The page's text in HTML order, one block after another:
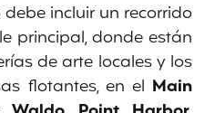
incluir un recorrido
principal, donde están
de arte locales y los
flotantes, en el Main